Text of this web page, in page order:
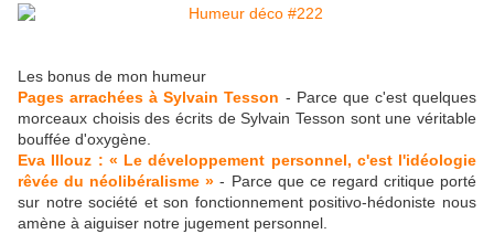
Les bonus de mon humeur
Pages arrachées à Sylvain Tesson - Parce que c'est quelques
morceaux choisis des écrits de Sylvain Tesson sont une véritable
bouffée d'oxygène.
Eva Illouz : « Le développement personnel, c'est l'idéologie
rêvée du néolibéralisme »- Parce que ce regard critique porté
sur notre société et son fonctionnement positivo-hédoniste nous
amène à aiguiser notre jugement personnel.